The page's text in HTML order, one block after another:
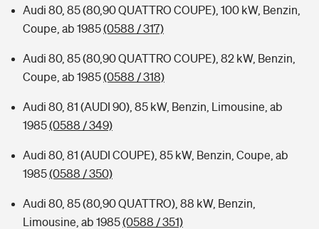
Audi 80, 85 (80,90 QUATTRO COUPE), 100 kW, Benzin,
Coupe, ab 1985(0588 / 317)
Audi 80, 85 (80,90 QUATTRO COUPE), 82 kW, Benzin,
Coupe, ab 1985(0588 / 318)
Audi 80, 81 (AUDI 90), 85 kW, Benzin, Limousine, ab
1985(0588 / 349)
Audi 80, 81 (AUDI COUPE), 85 kW, Benzin, Coupe, ab
1985(0588 / 350)
Audi 80, 85 (80,90 QUATTRO), 88 kW, Benzin,
Limousine, ab 1985(0588 / 351)